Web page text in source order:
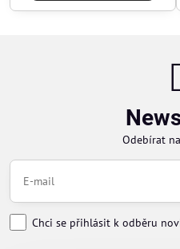
Odebírat
Chci se přihlásit k odběru